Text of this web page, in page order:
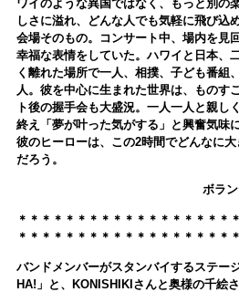
ワイのような異国ではなく、もっと別の
しさに溢れ、どんな人でも気軽に飛び込
会場そのもの。コンサート中、場内を見
幸福な表情をしていた。ハワイと日本、
く離れた場所で一人、相撲、子ども番
人。彼を中心に生まれた世界は、ものす
ト後の握手会も大盛況。一人一人と親し
終え「夢が叶った気がする」と興奮気味
彼のヒーローは、この2時間でどんなに
だろう。
ボラ
＊＊＊＊＊＊＊＊＊＊＊＊＊＊＊＊＊＊
＊＊＊＊＊＊＊＊＊＊＊＊＊＊＊＊＊＊
バンドメンバーがスタンバイするステー
HA!」と、KONISHIKIさんと奥様の千絵